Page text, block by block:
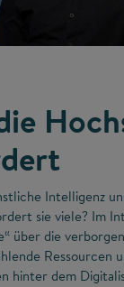
Intelligenz
sie viele? Im
über die
Ressourcen
hinter dem